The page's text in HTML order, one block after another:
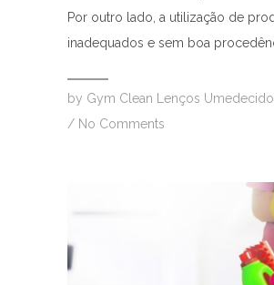
Por outro lado, a utilização de
inadequados e sem boa
by Gym Clean Lenços
/ No Comments